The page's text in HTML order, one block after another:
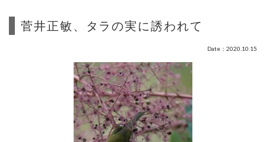
菅井正敏、タラの実に誘われて
Date：2020.10.15